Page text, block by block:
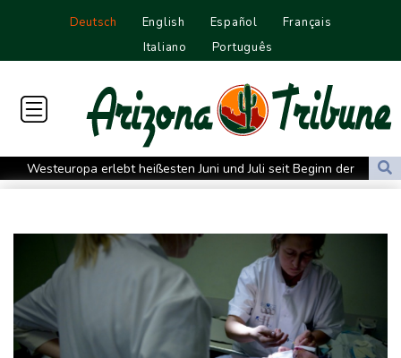
Deutsch English Español
Français
Italiano
Português
Westeuropa erlebt heißesten Juni und Juli seit Beginn der
Aufzeichnungen
davon im Gazastreifen
Trump verzichtet offenbar vorerst auf Angriffe auf Iran: "Halten
uns zurück"
Trauer um Jorge Messi: Fußballstar Lionel Messi nimmt Abschied
von seinem Vater